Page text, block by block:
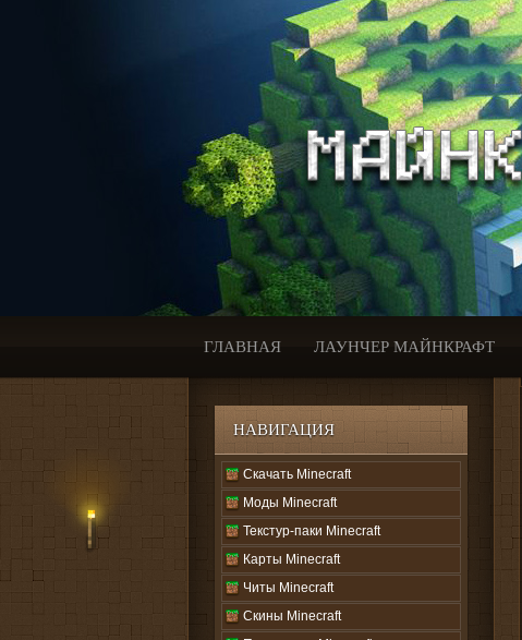
ГЛАВНАЯ ЛАУНЧЕР МАЙНКРАФТ
НАВИГАЦИЯ
Скачать Minecraft
Моды Minecraft
Текстур-паки Minecraft
Карты Minecraft
Читы Minecraft
Скины Minecraft